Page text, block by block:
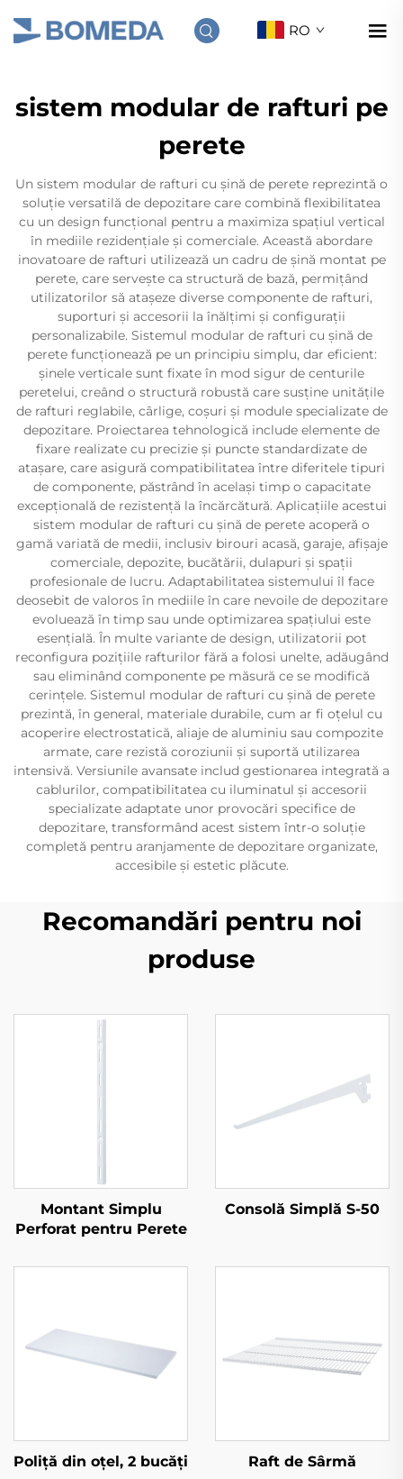
RO
sistem modular de rafturi pe
perete
Un sistem modular de rafturi cu șină de perete reprezintă o
soluție versatilă de depozitare care combină flexibilitatea
cu un design funcțional pentru a maximiza spațiul vertical
în mediile rezidențiale și comerciale. Această abordare
inovatoare de rafturi utilizează un cadru de șină montat pe
perete, care servește ca structură de bază, permițând
utilizatorilor să atașeze diverse componente de rafturi,
suporturi și accesorii la înălțimi și configurații
personalizabile. Sistemul modular de rafturi cu șină de
perete funcționează pe un principiu simplu, dar eficient:
șinele verticale sunt fixate în mod sigur de centurile
peretelui, creând o structură robustă care susține unitățile
de rafturi reglabile, cârlige, coșuri și module specializate de
depozitare. Proiectarea tehnologică include elemente de
fixare realizate cu precizie și puncte standardizate de
atașare, care asigură compatibilitatea între diferitele tipuri
de componente, păstrând în același timp o capacitate
excepțională de rezistență la încărcătură. Aplicațiile acestui
sistem modular de rafturi cu șină de perete acoperă o
gamă variată de medii, inclusiv birouri acasă, garaje, afișaje
comerciale, depozite, bucătării, dulapuri și spații
profesionale de lucru. Adaptabilitatea sistemului îl face
deosebit de valoros în mediile în care nevoile de depozitare
evoluează în timp sau unde optimizarea spațiului este
esențială. În multe variante de design, utilizatorii pot
reconfigura pozițiile rafturilor fără a folosi unelte, adăugând
sau eliminând componente pe măsură ce se modifică
cerințele. Sistemul modular de rafturi cu șină de perete
prezintă, în general, materiale durabile, cum ar fi oțelul cu
acoperire electrostatică, aliaje de aluminiu sau compozite
armate, care rezistă coroziunii și suportă utilizarea
intensivă. Versiunile avansate includ gestionarea integrată a
cablurilor, compatibilitatea cu iluminatul și accesorii
specializate adaptate unor provocări specifice de
depozitare, transformând acest sistem într-o soluție
completă pentru aranjamente de depozitare organizate,
accesibile și estetic plăcute.
Recomandări pentru noi
produse
Montant Simplu
Perforat pentru Perete
Consolă Simplă S-50
Poliță din oțel, 2 bucăți Raft de Sârmă